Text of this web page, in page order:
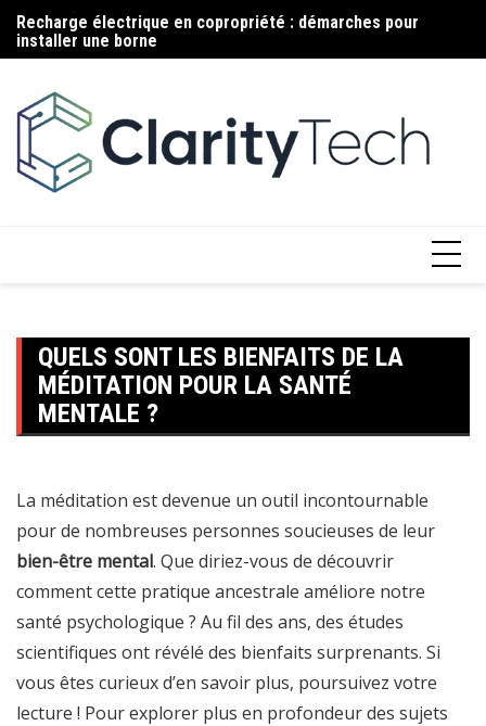
Aller
au
contenu
Recharge électrique en copropriété : démarches pour
installer une borne
QUELS SONT LES BIENFAITS DE LA
MÉDITATION POUR LA SANTÉ
MENTALE ?
La méditation est devenue un outil incontournable
pour de nombreuses personnes soucieuses de leur
bien-être mental. Que diriez-vous de découvrir
comment cette pratique ancestrale améliore notre
santé psychologique ? Au fil des ans, des études
scientifiques ont révélé des bienfaits surprenants. Si
vous êtes curieux d’en savoir plus, poursuivez votre
lecture ! Pour explorer plus en profondeur des sujets